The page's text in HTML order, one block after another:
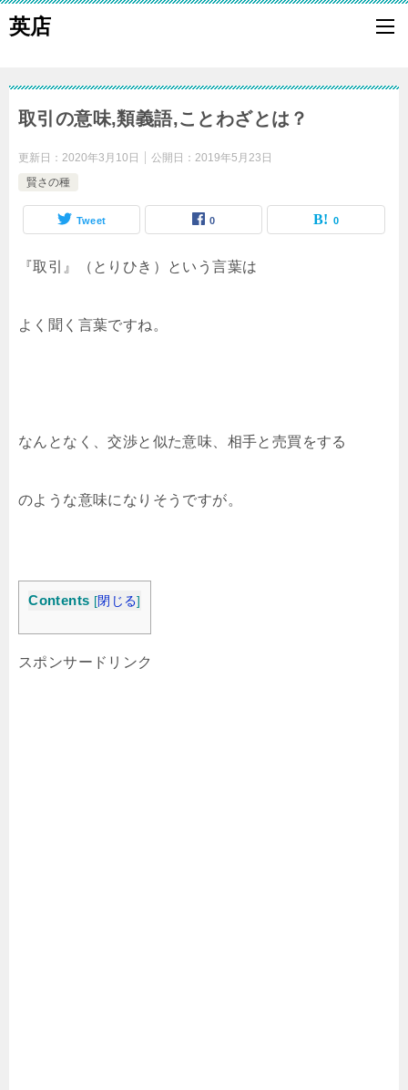
英店
取引の意味,類義語,ことわざとは？
更新日： 2020年3月10日 公開日： 2019年5月23日
賢さの種
Tweet 0 0
『取引』（とりひき）という言葉は
よく聞く言葉ですね。
なんとなく、交渉と似た意味、相手と売買をする
のような意味になりそうですが。
Contents [閉じる]
スポンサードリンク